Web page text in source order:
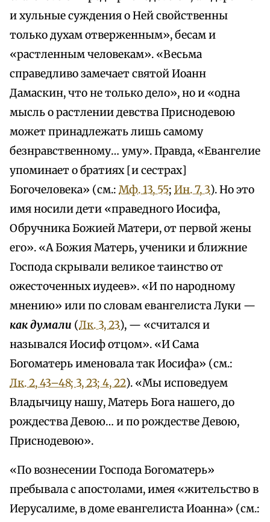
и хульные суждения о Ней свойственны
только духам отверженным», бесам и
«растленным человекам». «Весьма
справедливо замечает святой Иоанн
Дамаскин, что не только дело», но и «одна
мысль о растлении девства Приснодевою
может принадлежать лишь самому
безнравственному… уму». Правда, «Евангелие
упоминает о братиях [и сестрах]
Богочеловека» (см.: Мф. 13, 55; Ин. 7, 3). Но это
имя носили дети «праведного Иосифа,
Обручника Божией Матери, от первой жены
его». «А Божия Матерь, ученики и ближние
Господа скрывали великое таинство от
ожесточенных иудеев». «И по народному
мнению» или по словам евангелиста Луки —
как думали (Лк. 3, 23), — «считался и
назывался Иосиф отцом». «И Сама
Богоматерь именовала так Иосифа» (см.:
Лк. 2, 43–48; 3, 23; 4, 22). «Мы исповедуем
Владычицу нашу, Матерь Бога нашего, до
рождества Девою… и по рождестве Девою,
Приснодевою».
«По вознесении Господа Богоматерь»
пребывала с апостолами, имея «жительство в
Иерусалиме, в доме евангелиста Иоанна» (см.: